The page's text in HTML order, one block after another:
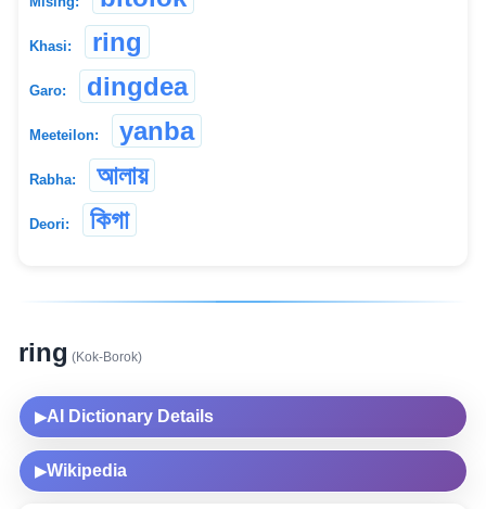
Khasi: ring
Garo: dingdea
Meeteilon: yanba
Rabha: আলায়
Deori: কিগা
ring (Kok-Borok)
▶AI Dictionary Details
▶Wikipedia